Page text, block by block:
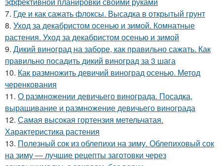
7. Где и как сажать флоксы. Высадка в открытый грунт
8. Уход за декабристом осенью и зимой. Комнатные
растения. Уход за декабристом осенью и зимой
9. Дикий виноград на заборе, как правильно сажать. Как
правильно посадить дикий виноград за 3 шага
10. Как размножить девичий виноград осенью. Метод
черенкования
11. О размножении девичьего винограда. Посадка,
выращивание и размножение девичьего винограда
12. Самая высокая гортензия метельчатая.
Характеристика растения
13. Полезный сок из облепихи на зиму. Облепиховый сок
на зиму — лучшие рецепты заготовки через